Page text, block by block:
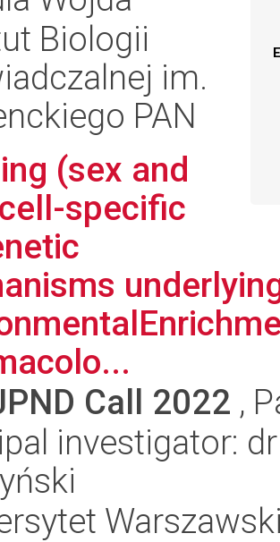
Biologii
im.
PAN
(sex and
specific
Call 2022 ,
investigator: